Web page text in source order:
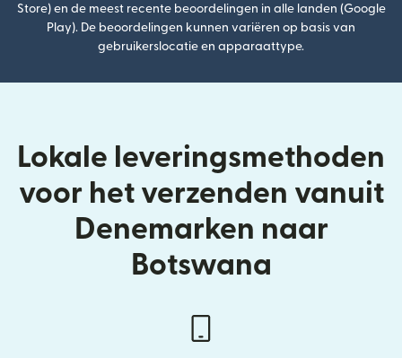
Store) en de meest recente beoordelingen in alle landen (Google
Play). De beoordelingen kunnen variëren op basis van
gebruikerslocatie en apparaattype.
Lokale leveringsmethoden
voor het verzenden vanuit
Denemarken naar
Botswana